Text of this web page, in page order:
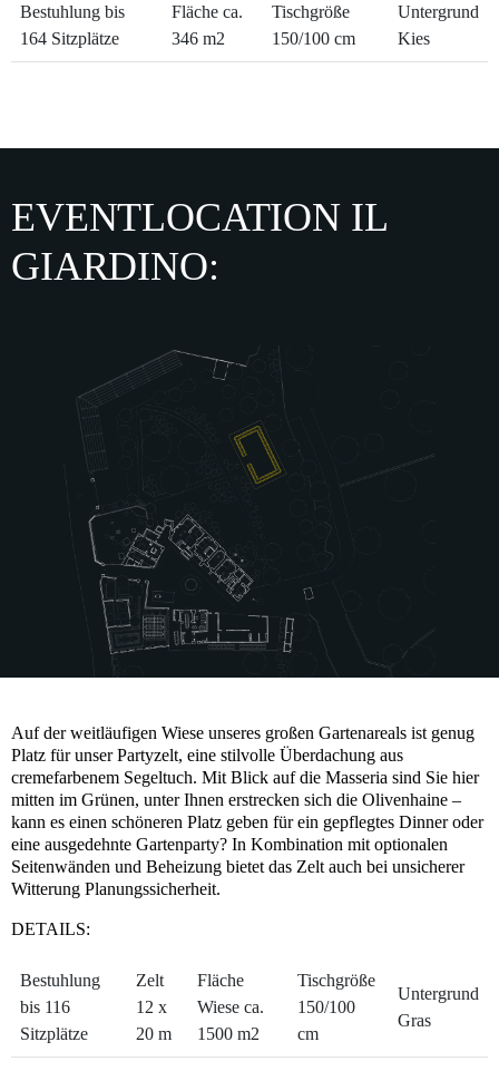
Bestuhlung bis
164 Sitzplätze
Fläche ca.
346 m2
Tischgröße
150/100 cm
Untergrund
Kies
EVENTLOCATION IL
GIARDINO:
Auf der weitläufigen Wiese unseres großen Gartenareals ist genug
Platz für unser Partyzelt, eine stilvolle Überdachung aus
cremefarbenem Segeltuch. Mit Blick auf die Masseria sind Sie hier
mitten im Grünen, unter Ihnen erstrecken sich die Olivenhaine –
kann es einen schöneren Platz geben für ein gepflegtes Dinner oder
eine ausgedehnte Gartenparty? In Kombination mit optionalen
Seitenwänden und Beheizung bietet das Zelt auch bei unsicherer
Witterung Planungssicherheit.
DETAILS:
Bestuhlung
bis 116
Sitzplätze
Zelt
12 x
20 m
Fläche
Wiese ca.
1500 m2
Tischgröße
150/100
cm
Untergrund
Gras